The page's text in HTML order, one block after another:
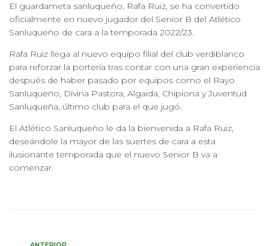
El guardameta sanluqueño, Rafa Ruiz, se ha convertido
oficialmente en nuevo jugador del Senior B del Atlético
Sanluqueño de cara a la temporada 2022/23.
Rafa Ruiz llega al nuevo equipo filial del club verdiblanco
para reforzar la portería tras contar con una gran experiencia
después de haber pasado por equipos como el Rayo
Sanluqueño, Divina Pastora, Algaida, Chipiona y Juventud
Sanluqueña, último club para el que jugó.
El Atlético Sanluqueño le da la bienvenida a Rafa Ruiz,
deseándole la mayor de las suertes de cara a esta
ilusionante temporada que el nuevo Senior B va a
comenzar.